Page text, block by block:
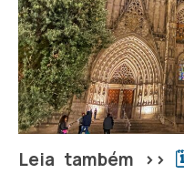
Leia também >>